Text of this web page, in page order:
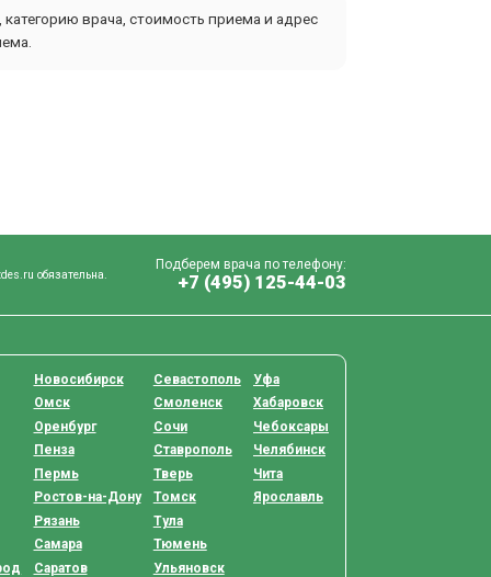
врача, стоимость приема и адрес
обязательна.
Подберем врача по телефону:
+7 (495) 125-44-03
Новосибирск
Омск
Оренбург
Пенза
Пермь
Ростов-на-Дону
Рязань
Самара
Саратов
Севастополь
Смоленск
Сочи
Ставрополь
Тверь
Томск
Тула
Тюмень
Ульяновск
Уфа
Хабаровск
Чебоксары
Челябинск
Чита
Ярославль